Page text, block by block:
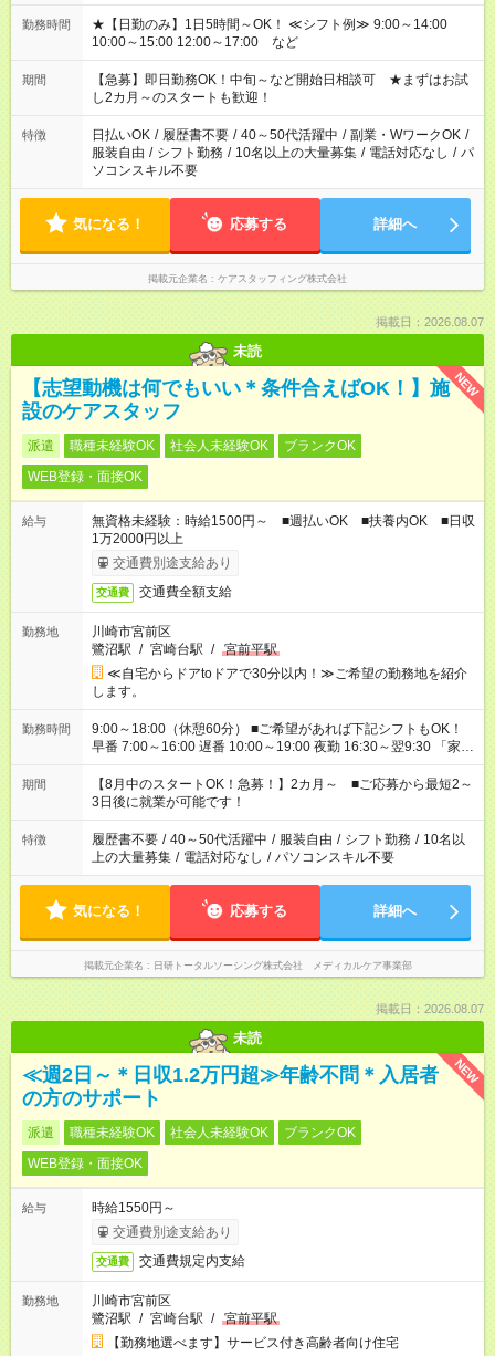
勤務時間
★【日勤のみ】1日5時間～OK！ ≪シフト例≫ 9:00～14:00
10:00～15:00 12:00～17:00 など
期間
【急募】即日勤務OK！中旬～など開始日相談可 ★まずはお試
し2カ月～のスタートも歓迎！
特徴 日払いOK / 履歴書不要 / 40～50代活躍中 / 副業・WワークOK /
服装自由 / シフト勤務 / 10名以上の大量募集 / 電話対応なし / パ
ソコンスキル不要
気になる！ 応募する 詳細へ
掲載元企業名 ケアスタッフィング株式会社
掲載日：2026.08.07
未読
NEW
【志望動機は何でもいい＊条件合えばOK！】施
設のケアスタッフ
派遣 職種未経験OK 社会人未経験OK
ブランクOK
WEB登録・面接OK
給与
無資格未経験：時給1500円～ ■週払いOK ■扶養内OK ■日収
1万2000円以上
交通費別途支給あり
交通費 交通費全額支給
勤務地
川崎市宮前区
鷺沼駅 / 宮崎台駅 / 宮前平駅
≪自宅からドアtoドアで30分以内！≫ご希望の勤務地を紹介
します。
勤務時間
9:00～18:00（休憩60分） ■ご希望があれば下記シフトもOK！
早番 7:00～16:00 遅番 10:00～19:00 夜勤 16:30～翌9:30 「家族
と休みを合わせたい」 「余裕を持って夕飯の準備がしたい」
「できれば残業はしたくない」 など、ご希望を教えてください
ね。 ※Wワーク希望の方へ 今ご覧のお仕事で希望する勤務時間
と、もう1つのお仕事の勤務時間。 合計で週40時間を超える場
合は応募できません。
期間
【8月中のスタートOK！急募！】2カ月～ ■ご応募から最短2～
3日後に就業が可能です！
特徴 履歴書不要 / 40～50代活躍中 / 服装自由 / シフト勤務 / 10名以
上の大量募集 / 電話対応なし / パソコンスキル不要
気になる！ 応募する 詳細へ
掲載元企業名 日研トータルソーシング株式会社 メディカルケア事業部
掲載日：2026.08.07
未読
NEW
≪週2日～＊日収1.2万円超≫年齢不問＊入居者
の方のサポート
派遣 職種未経験OK 社会人未経験OK
ブランクOK
WEB登録・面接OK
給与
時給1550円～
交通費別途支給あり
交通費 交通費規定内支給
勤務地
川崎市宮前区
鷺沼駅 / 宮崎台駅 / 宮前平駅
【勤務地選べます】サービス付き高齢者向け住宅